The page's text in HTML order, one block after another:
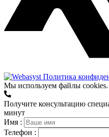
Политика
Мы используем файлы cookies.
Получите консультацию
минут
Имя :
Телефон :